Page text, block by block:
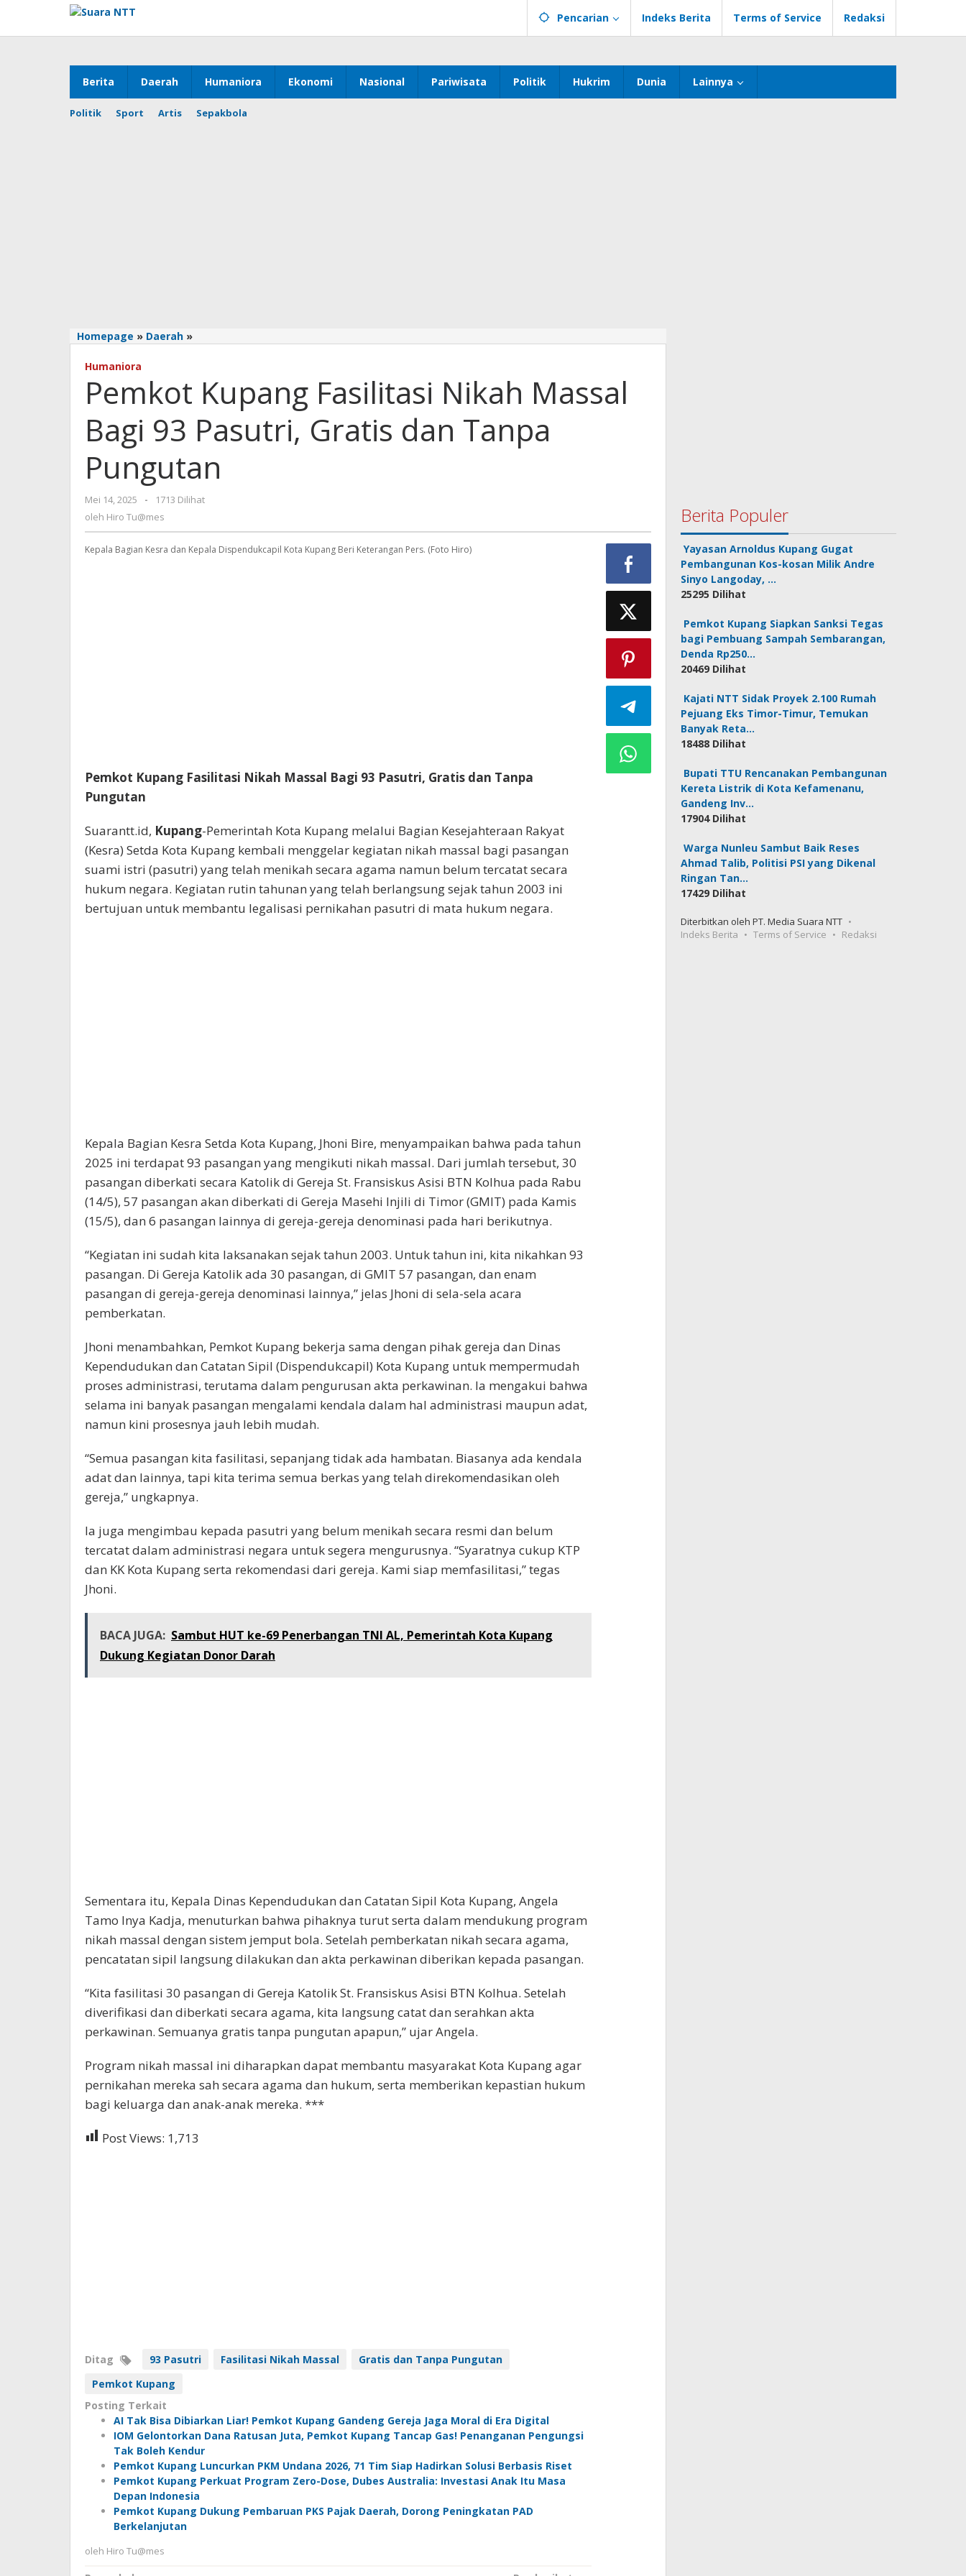
konten
Pencarian Indeks Berita Terms of Service Redaksi
Berita Daerah Humaniora Ekonomi Nasional Pariwisata Politik Hukrim Dunia Lainnya
Politik Sport Artis Sepakbola
Homepage » Daerah »Pemkot
Nikah
Massal
93
Pasutri,
dan
Pungutan
Humaniora
Pemkot Kupang Fasilitasi Nikah Massal
Bagi 93 Pasutri, Gratis dan Tanpa
Pungutan
Mei 14, 2025
oleh
Hiro
-
1713 Dilihat
oleh Hiro Tu@mes
Kepala Bagian Kesra dan Kepala Dispendukcapil Kota Kupang Beri Keterangan Pers. (Foto Hiro)
Pemkot Kupang Fasilitasi Nikah Massal Bagi 93 Pasutri, Gratis dan Tanpa
Pungutan
Suarantt.id, Kupang-Pemerintah Kota Kupang melalui Bagian Kesejahteraan Rakyat
(Kesra) Setda Kota Kupang kembali menggelar kegiatan nikah massal bagi pasangan
suami istri (pasutri) yang telah menikah secara agama namun belum tercatat secara
hukum negara. Kegiatan rutin tahunan yang telah berlangsung sejak tahun 2003 ini
bertujuan untuk membantu legalisasi pernikahan pasutri di mata hukum negara.
Kepala Bagian Kesra Setda Kota Kupang, Jhoni Bire, menyampaikan bahwa pada tahun
2025 ini terdapat 93 pasangan yang mengikuti nikah massal. Dari jumlah tersebut, 30
pasangan diberkati secara Katolik di Gereja St. Fransiskus Asisi BTN Kolhua pada Rabu
(14/5), 57 pasangan akan diberkati di Gereja Masehi Injili di Timor (GMIT) pada Kamis
(15/5), dan 6 pasangan lainnya di gereja-gereja denominasi pada hari berikutnya.
“Kegiatan ini sudah kita laksanakan sejak tahun 2003. Untuk tahun ini, kita nikahkan 93
pasangan. Di Gereja Katolik ada 30 pasangan, di GMIT 57 pasangan, dan enam
pasangan di gereja-gereja denominasi lainnya,” jelas Jhoni di sela-sela acara
pemberkatan.
Jhoni menambahkan, Pemkot Kupang bekerja sama dengan pihak gereja dan Dinas
Kependudukan dan Catatan Sipil (Dispendukcapil) Kota Kupang untuk mempermudah
proses administrasi, terutama dalam pengurusan akta perkawinan. Ia mengakui bahwa
selama ini banyak pasangan mengalami kendala dalam hal administrasi maupun adat,
namun kini prosesnya jauh lebih mudah.
“Semua pasangan kita fasilitasi, sepanjang tidak ada hambatan. Biasanya ada kendala
adat dan lainnya, tapi kita terima semua berkas yang telah direkomendasikan oleh
gereja,” ungkapnya.
Ia juga mengimbau kepada pasutri yang belum menikah secara resmi dan belum
tercatat dalam administrasi negara untuk segera mengurusnya. “Syaratnya cukup KTP
dan KK Kota Kupang serta rekomendasi dari gereja. Kami siap memfasilitasi,” tegas
Jhoni.
BACA JUGA: Sambut HUT ke-69 Penerbangan TNI AL, Pemerintah Kota Kupang
Dukung Kegiatan Donor Darah
Sementara itu, Kepala Dinas Kependudukan dan Catatan Sipil Kota Kupang, Angela
Tamo Inya Kadja, menuturkan bahwa pihaknya turut serta dalam mendukung program
nikah massal dengan sistem jemput bola. Setelah pemberkatan nikah secara agama,
pencatatan sipil langsung dilakukan dan akta perkawinan diberikan kepada pasangan.
“Kita fasilitasi 30 pasangan di Gereja Katolik St. Fransiskus Asisi BTN Kolhua. Setelah
diverifikasi dan diberkati secara agama, kita langsung catat dan serahkan akta
perkawinan. Semuanya gratis tanpa pungutan apapun,” ujar Angela.
Program nikah massal ini diharapkan dapat membantu masyarakat Kota Kupang agar
pernikahan mereka sah secara agama dan hukum, serta memberikan kepastian hukum
bagi keluarga dan anak-anak mereka. ***
Post Views: 1,713
Ditag 93 Pasutri Fasilitasi Nikah Massal
Gratis dan Tanpa Pungutan
Pemkot Kupang
Posting Terkait
AI Tak Bisa Dibiarkan Liar! Pemkot Kupang Gandeng Gereja Jaga Moral di Era Digital
IOM Gelontorkan Dana Ratusan Juta, Pemkot Kupang Tancap Gas! Penanganan Pengungsi
Tak Boleh Kendur
Pemkot Kupang Luncurkan PKM Undana 2026, 71 Tim Siap Hadirkan Solusi Berbasis Riset
Pemkot Kupang Perkuat Program Zero-Dose, Dubes Australia: Investasi Anak Itu Masa
Depan Indonesia
Pemkot Kupang Dukung Pembaruan PKS Pajak Daerah, Dorong Peningkatan PAD
Berkelanjutan
oleh Hiro Tu@mes
Berita Populer
Yayasan Arnoldus Kupang Gugat
Pembangunan Kos-kosan Milik Andre
Sinyo Langoday, …
25295 Dilihat
Pemkot Kupang Siapkan Sanksi Tegas
bagi Pembuang Sampah Sembarangan,
Denda Rp250…
20469 Dilihat
Kajati NTT Sidak Proyek 2.100 Rumah
Pejuang Eks Timor-Timur, Temukan
Banyak Reta…
18488 Dilihat
Bupati TTU Rencanakan Pembangunan
Kereta Listrik di Kota Kefamenanu,
Gandeng Inv…
17904 Dilihat
Warga Nunleu Sambut Baik Reses
Ahmad Talib, Politisi PSI yang Dikenal
Ringan Tan…
17429 Dilihat
Diterbitkan oleh PT. Media Suara NTT
Indeks Berita
Terms of Service Redaksi